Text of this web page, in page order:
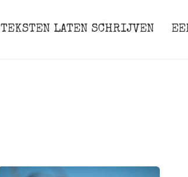
TEKSTEN LATEN SCHRIJVEN